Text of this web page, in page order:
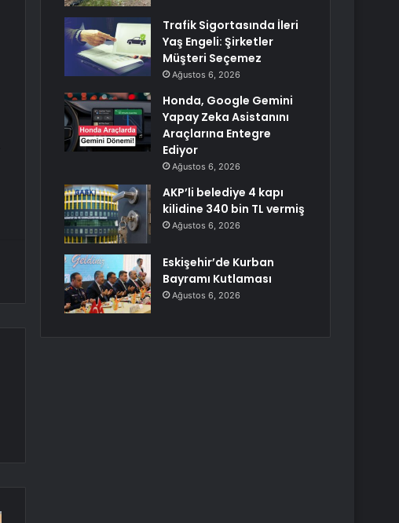
Trafik Sigortasında İleri
Yaş Engeli: Şirketler
Müşteri Seçemez
Ağustos 6, 2026
Honda, Google Gemini
Yapay Zeka Asistanını
Araçlarına Entegre
Ediyor
Ağustos 6, 2026
AKP’li belediye 4 kapı
kilidine 340 bin TL vermiş
Ağustos 6, 2026
Eskişehir’de Kurban
Bayramı Kutlaması
Ağustos 6, 2026